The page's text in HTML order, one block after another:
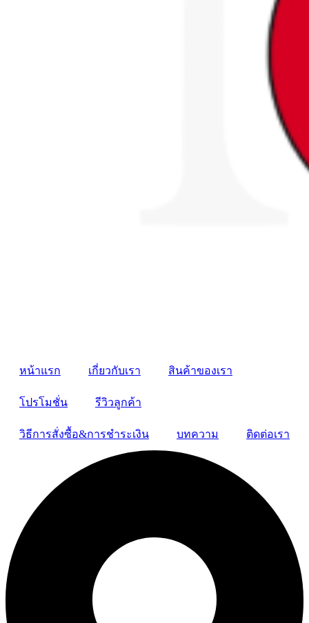
หน้าแรก เกี่ยวกับเรา สินค้าของเรา
โปรโมชั่น รีวิวลูกค้า
วิธีการสั่งซื้อ&การชำระเงิน บทความ ติดต่อเรา